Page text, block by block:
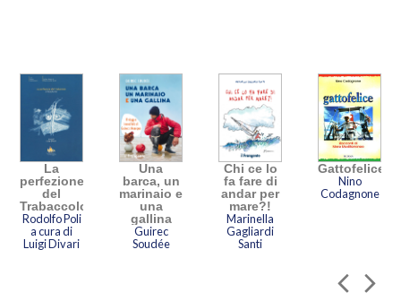
La
perfezione
del
Trabaccolo
Rodolfo Poli
a cura di
Luigi Divari
Una
barca, un
marinaio e
una
gallina
Guirec
Soudée
Chi ce lo
fa fare di
andar per
mare?!
Marinella
Gagliardi
Santi
Gattofelice
Nino
Codagnone